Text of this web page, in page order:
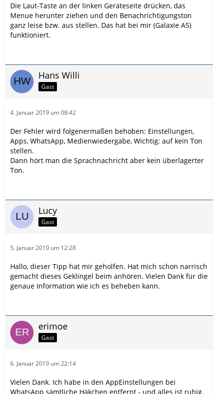
Die Laut-Taste an der linken Geräteseite drücken, das
Menue herunter ziehen und den Benachrichtigungston
ganz leise bzw. aus stellen. Das hat bei mir (Galaxie A5)
funktioniert.
Hans Willi
Gast
4. Januar 2019 um 08:42
Der Fehler wird folgenermaßen behoben: Einstellungen,
Apps, WhatsApp, Medienwiedergabe, Wichtig: auf kein Ton
stellen.
Dann hört man die Sprachnachricht aber kein überlagerter
Ton.
Lucy
Gast
5. Januar 2019 um 12:28
Hallo, dieser Tipp hat mir geholfen. Hat mich schon narrisch
gemacht dieses Geklingel beim anhören. Vielen Dank für die
genaue Information wie ich es beheben kann.
erimoe
Gast
6. Januar 2019 um 22:14
Vielen Dank. Ich habe in den AppEinstellungen bei
WhatsApp sämtliche Häkchen entfernt - und alles ist ruhig.